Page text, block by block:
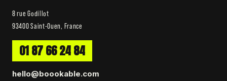
8 rue Godillot
93400 Saint-Ouen, France
01 87 66 24 84
hello@boookable.com